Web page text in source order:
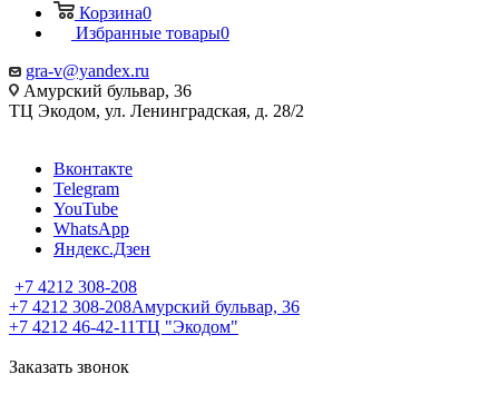
Корзина0
Избранные товары0
gra-v@yandex.ru
Амурский бульвар, 36
ТЦ Экодом, ул. Ленинградская, д. 28/2
Вконтакте
Telegram
YouTube
WhatsApp
Яндекс.Дзен
+7 4212 308-208
+7 4212 308-208Амурский бульвар, 36
+7 4212 46-42-11ТЦ "Экодом"
Заказать звонок